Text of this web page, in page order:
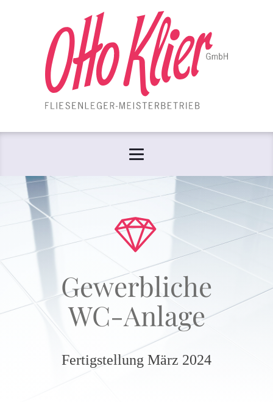
Gewerbliche
WC-Anlage
Fertigstellung März 2024